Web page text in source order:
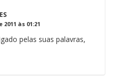
às 01:21
pelas suas palavras,